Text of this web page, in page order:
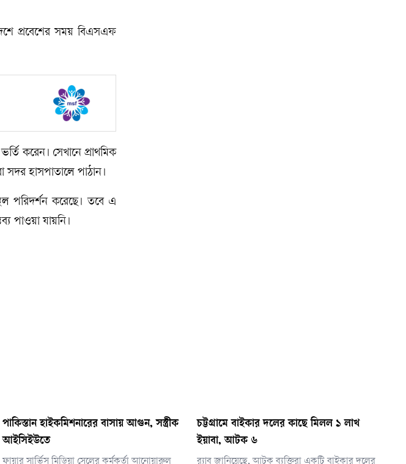
প্রবেশের সময় বিএসএফ
করেন। সেখানে প্রাথমিক
সদর হাসপাতালে পাঠান।
পরিদর্শন করেছে। তবে এ
পাওয়া যায়নি।
পাকিস্তান হাইকমিশনারের বাসায় আগুন, সস্ত্রীক
আইসিইউতে
চট্টগ্রামে বাইকার দলের কাছে মিলল ১ লাখ
ইয়াবা, আটক ৬